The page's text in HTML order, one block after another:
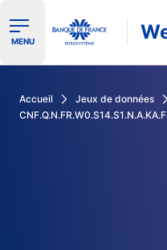
Ouvrir le menu de
MENU
Accueil Jeux de données